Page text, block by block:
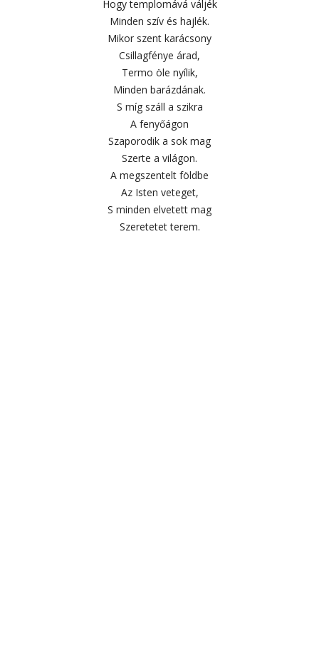
Hogy templomává váljék
Minden szív és hajlék.
Mikor szent karácsony
Csillagfénye árad,
Termo öle nyílik,
Minden barázdának.
S míg száll a szikra
A fenyőágon
Szaporodik a sok mag
Szerte a világon.
A megszentelt földbe
Az Isten veteget,
S minden elvetett mag
Szeretetet terem.